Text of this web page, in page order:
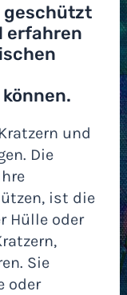
geschützt
erfahren
und
Die
ist die
Hülle oder
Sie
oder